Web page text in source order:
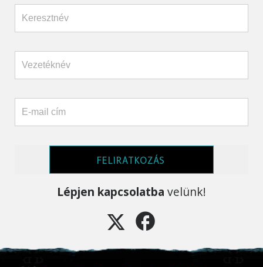
FELIRATKOZÁS
Lépjen kapcsolatba velünk!